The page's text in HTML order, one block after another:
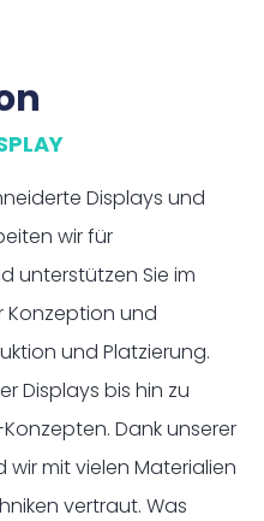
Displays und
wir für
unterstützen Sie im
Konzeption und
und Platzierung.
Displays bis hin zu
Dank unserer
mit vielen Materialien
vertraut. Was